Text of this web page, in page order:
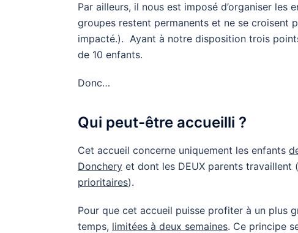
Par ailleurs, il nous est imposé d’organiser
groupes restent permanents et ne se croisent
impacté.). Ayant à notre disposition trois
de 10 enfants.
Donc…
Qui peut-être accueilli ?
Cet accueil concerne uniquement les enfants
Donchery et dont les DEUX parents travaillent
prioritaires).
Pour que cet accueil puisse profiter à un plus
temps, limitées à deux semaines. Ce principe